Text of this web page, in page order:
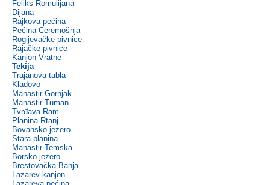
Feliks Romulijana
Dijana
Rajkova pećina
Pećina Ceremošnja
Rogljevačke pivnice
Rajačke pivnice
Kanjon Vratne
Tekija
Trajanova tabla
Kladovo
Manastir Gornjak
Manastir Tuman
Tvrđava Ram
Planina Rtanj
Bovansko jezero
Stara planina
Manastir Temska
Borsko jezero
Brestovačka Banja
Lazarev kanjon